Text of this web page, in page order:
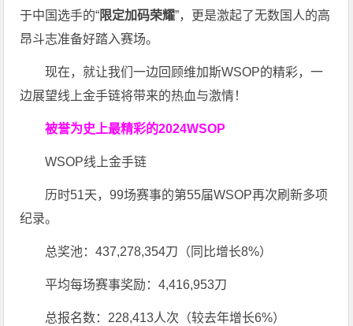
于中国选手的“限定加码荣耀”，更是激起了无数国人的高
昂斗志准备好踏入赛场。
现在，就让我们一边回顾维加斯WSOP的精彩，一
边展望线上金手链将带来的热血与激情！
被誉为史上最精彩的2024WSOP
WSOP线上金手链
历时51天，99场赛事的第55届WSOP再次刷新多项
纪录。
总奖池：437,278,354刀（同比增长8%）
平均每场赛事奖励：4,416,953刀
总报名数：228,413人次（较去年增长6%）